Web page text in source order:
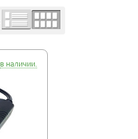
в наличии.